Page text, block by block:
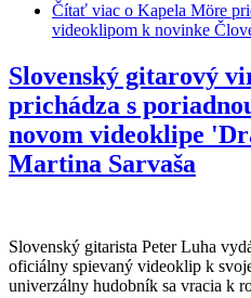
Čítať viac o Kapela Möre
videoklipom k novinke
Slovenský gitarový
prichádza s
novom videoklipe
Martina Sarvaša
Slovenský gitarista Peter Luha
oficiálny spievaný videoklip k
univerzálny hudobník sa vracia k